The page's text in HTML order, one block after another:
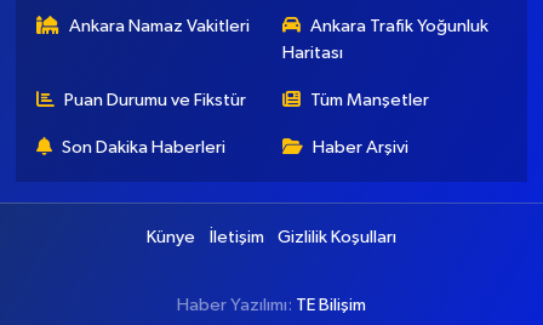
Ankara Namaz Vakitleri
Ankara Trafik Yoğunluk
Haritası
Puan Durumu ve Fikstür Tüm Manşetler
Son Dakika Haberleri Haber Arşivi
Künye İletişim Gizlilik Koşulları
Haber Yazılımı: TE Bilişim